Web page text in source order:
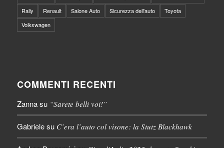
Rally
Renault Salone Auto Sicurezza dell'auto
Toyota
Volkswagen
COMMENTI RECENTI
Zannasu “Sarete belli voi!”
Gabrielesu C’era l’auto col visone: la Stutz Blackhawk